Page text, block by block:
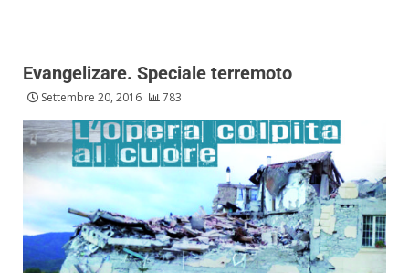
Evangelizare. Speciale terremoto
Settembre 20, 2016 783